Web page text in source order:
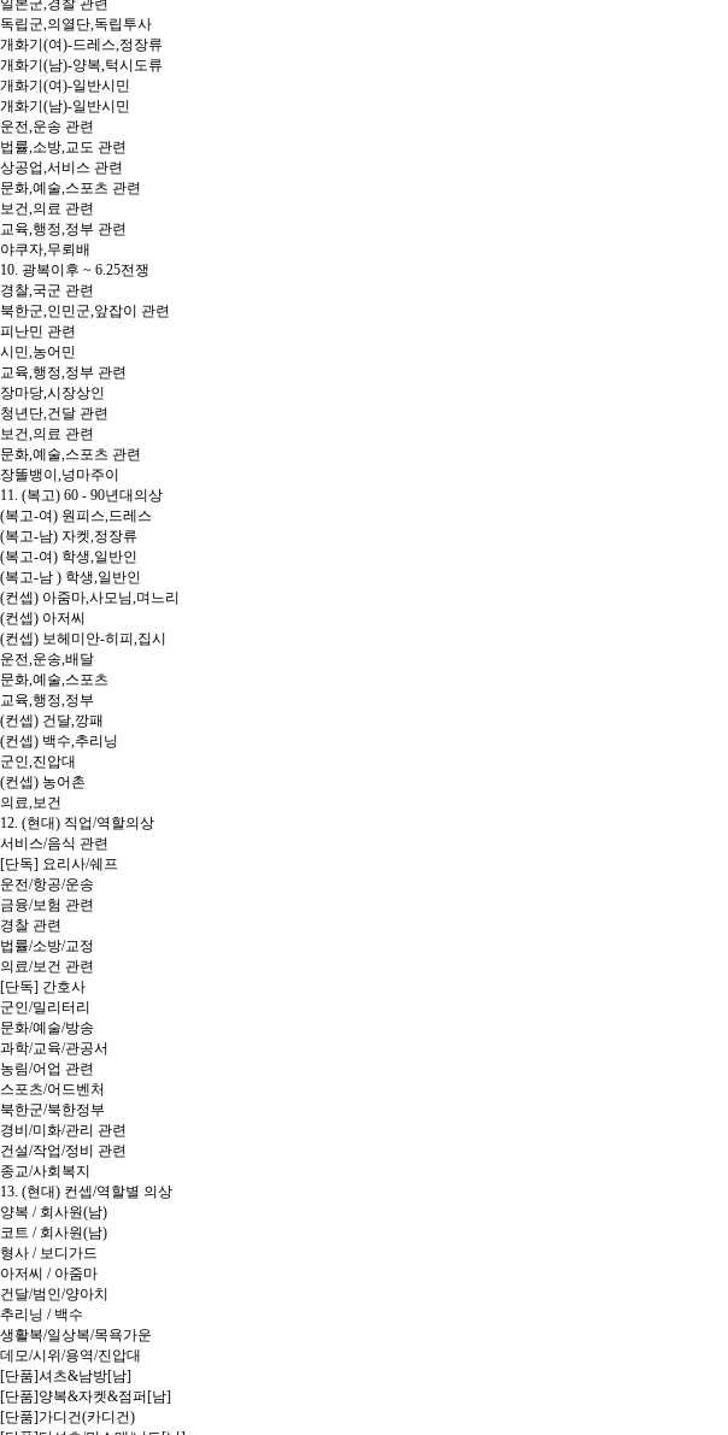
독립군,의열단,독립투사
개화기(여)-드레스,정장류
개화기(남)-양복,턱시도류
개화기(여)-일반시민
개화기(남)-일반시민
운전,운송 관련
법률,소방,교도 관련
상공업,서비스 관련
문화,예술,스포츠 관련
보건,의료 관련
교육,행정,정부 관련
야쿠자,무뢰배
10. 광복이후 ~ 6.25전쟁
경찰,국군 관련
북한군,인민군,앞잡이 관련
피난민 관련
시민,농어민
교육,행정,정부 관련
장마당,시장상인
청년단,건달 관련
보건,의료 관련
문화,예술,스포츠 관련
장똘뱅이,넝마주이
11. (복고) 60 - 90년대의상
(복고-여) 원피스,드레스
(복고-남) 자켓,정장류
(복고-여) 학생,일반인
(복고-남 ) 학생,일반인
(컨셉) 아줌마,사모님,며느리
(컨셉) 아저씨
(컨셉) 보헤미안-히피,집시
운전,운송,배달
문화,예술,스포츠
교육,행정,정부
(컨셉) 건달,깡패
(컨셉) 백수,추리닝
군인,진압대
(컨셉) 농어촌
의료,보건
12. (현대) 직업/역할의상
서비스/음식 관련
[단독] 요리사/쉐프
운전/항공/운송
금융/보험 관련
경찰 관련
법률/소방/교정
의료/보건 관련
[단독] 간호사
군인/밀리터리
문화/예술/방송
과학/교육/관공서
농림/어업 관련
스포츠/어드벤처
북한군/북한정부
경비/미화/관리 관련
건설/작업/정비 관련
종교/사회복지
13. (현대) 컨셉/역할별 의상
양복 / 회사원(남)
코트 / 회사원(남)
형사 / 보디가드
아저씨 / 아줌마
건달/범인/양아치
추리닝 / 백수
생활복/일상복/목욕가운
데모/시위/용역/진압대
[단품]셔츠&남방[남]
[단품]양복&자켓&점퍼[남]
[단품]가디건(카디건)